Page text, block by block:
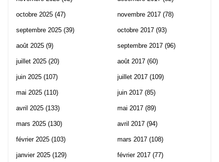
octobre 2025 (47)
septembre 2025 (39)
août 2025 (9)
juillet 2025 (20)
juin 2025 (107)
mai 2025 (110)
avril 2025 (133)
mars 2025 (130)
février 2025 (103)
janvier 2025 (129)
novembre 2017 (78)
octobre 2017 (93)
septembre 2017 (96)
août 2017 (60)
juillet 2017 (109)
juin 2017 (85)
mai 2017 (89)
avril 2017 (94)
mars 2017 (108)
février 2017 (77)